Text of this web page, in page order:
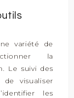
variété de
la
Le suivi des
visualiser
les